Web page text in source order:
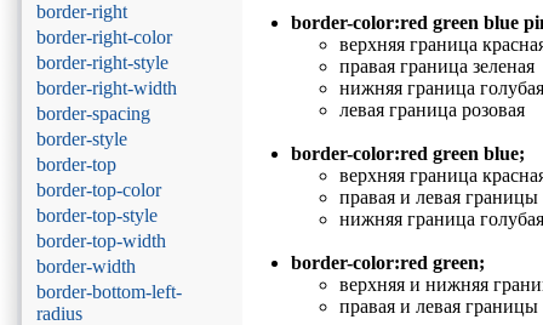
border-right
border-right-color
border-right-style
border-right-width
border-spacing
border-style
border-top
border-top-color
border-top-style
border-top-width
border-width
border-bottom-left-
radius
border-color:red green blue
верхняя граница
правая граница зеленая
нижняя граница голубая
левая граница розовая
border-color:red green blue;
верхняя граница
правая и левая границы
нижняя граница голубая
border-color:red green;
верхняя и нижняя
правая и левая границы